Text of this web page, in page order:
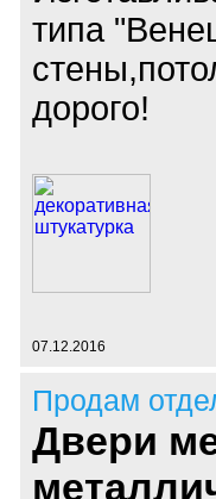
типа
дорого!
07.12.2016
Продам
Двери